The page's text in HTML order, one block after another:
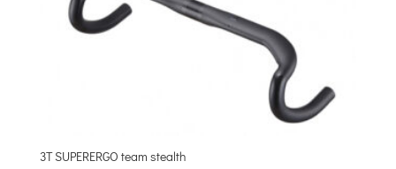
3T SUPERERGO team stealth